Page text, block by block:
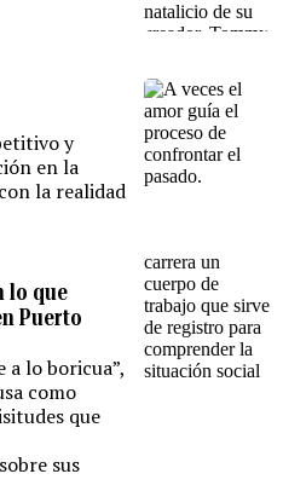
y
en la
la realidad
lo que
Puerto
a lo boricua”,
como
que
sus